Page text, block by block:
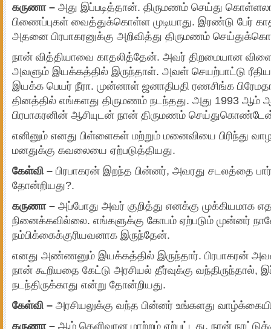
கருணா – அது இப்படித்தான். திருமணம் செய்து
பிணைப்புகள் வைத்துக்கொள்ள முடியாது. இரண்டு பேர்
அதனை பிரபாகரனுக்கு அறிவித்து திருமணம்
நான் வித்தியாவை காதலித்தேன். அவர் திறமையான
அவளும் இயக்கத்தில் இருந்தாள். அவள் செயற்பாட்டு
இயக்க பெயர் நீரா. முன்னாள் ஜனாதிபதி ரணசிங்க
தினத்தில் எங்களது திருமணம் நடந்தது. அது 1993 ஆம்
பிரபாகரனின் ஆசியுடன் நான் திருமணம்
எனினும் எனது பிள்ளைகள் மற்றும் மனைவியை பிரிந்து
மனதுக்கு கவலையை ஏற்படுத்தியது.
கேள்வி – பிரபாகரன் இறந்த பின்னர், அவரது சடலத்தை
தோன்றியது?.
கருணா – அப்போது அவர் குறித்து எனக்கு முக்கியமாக
நினைக்கவில்லை. எங்களுக்கு கோபம் ஏற்படும் முன்னர்
நம்பிக்கைக்குரியவனாக இருந்தேன்.
எனது அண்ணனும் இயக்கத்தில் இருந்தார். பிரபாகரன்
நான் கூறியதை கேட்டு அரசியல் தீர்வுக்கு வந்திருந்தால்,
நடந்திருக்காது என்று தோன்றியது.
கேள்வி – அரசியலுக்கு வந்த பின்னர் உங்களது
கருணா – ஆம் தெளிவான மாற்றம் ஏற்பட்டது. நான்